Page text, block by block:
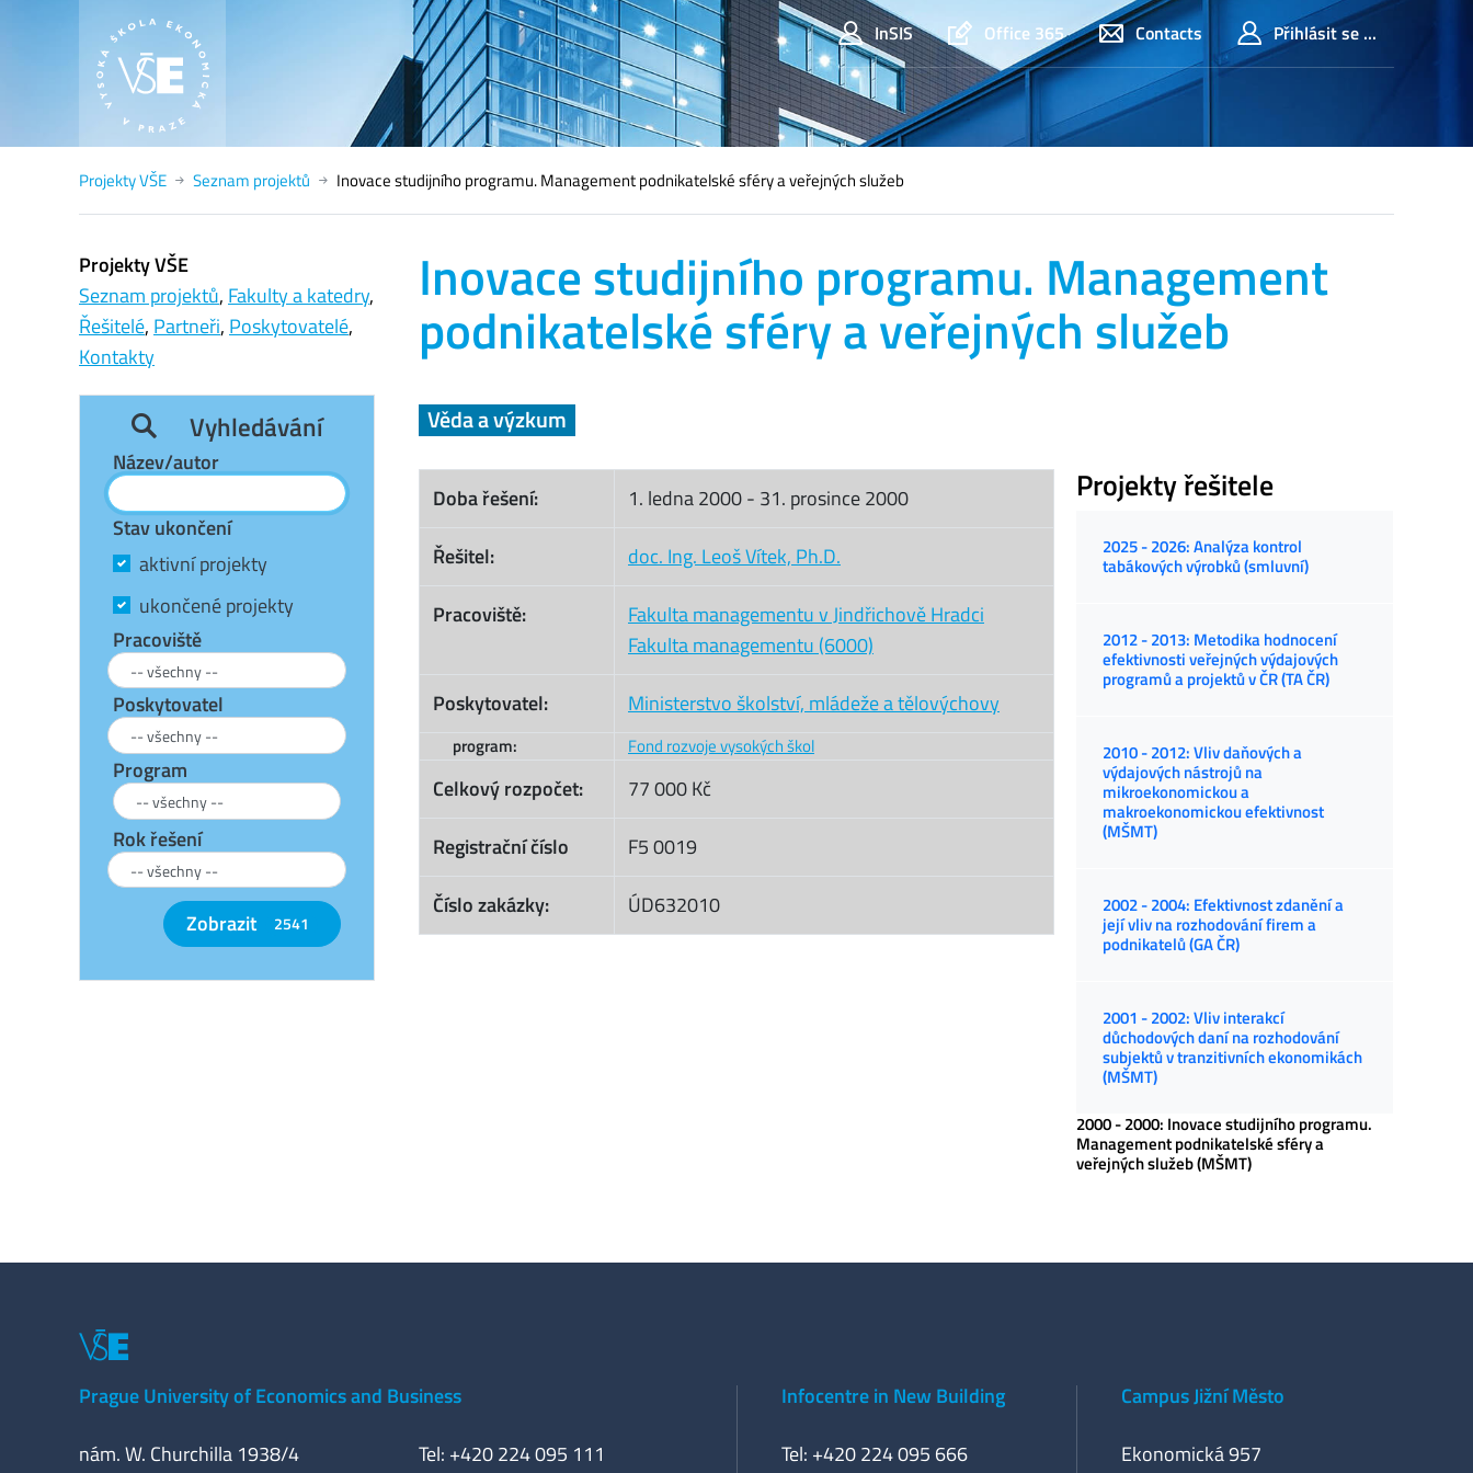
InSIS Office 365 Contacts Přihlásit se ...
Projekty VŠE Seznam projektů Inovace studijního programu. Management podnikatelské sféry a veřejných služeb
Inovace studijního programu. Management
podnikatelské sféry a veřejných služeb
Věda a výzkum
Doba řešení: 1. ledna 2000- 31. prosince 2000
Řešitel:
doc. Ing. Leoš Vítek, Ph.D.
Pracoviště:
Fakulta managementu v Jindřichově Hradci
Fakulta managementu (6000)
Poskytovatel:
Ministerstvo školství, mládeže a tělovýchovy
program: Fond rozvoje vysokých škol
Celkový rozpočet:
77 000 Kč
Registrační číslo
F5 0019
Číslo zakázky:
ÚD632010
Projekty řešitele
2025 - 2026: Analýza kontrol
tabákových výrobků (smluvní)
2012 - 2013: Metodika hodnocení
efektivnosti veřejných výdajových
programů a projektů v ČR (TA ČR)
2010 - 2012: Vliv daňových a
výdajových nástrojů na
mikroekonomickou a
makroekonomickou efektivnost
(MŠMT)
2002 - 2004: Efektivnost zdanění a
její vliv na rozhodování firem a
podnikatelů (GA ČR)
2001 - 2002: Vliv interakcí
důchodových daní na rozhodování
subjektů v tranzitivních ekonomikách
(MŠMT)
2000 - 2000: Inovace studijního programu.
Management podnikatelské sféry a
veřejných služeb (MŠMT)
Projekty VŠE
Seznam projektů, Fakulty a katedry,
Řešitelé, Partneři, Poskytovatelé,
Kontakty
Vyhledávání
Název/autor
Stav ukončení
aktivní projekty
ukončené projekty
Pracoviště
Poskytovatel
Program
Rok řešení
Zobrazit 2541
Prague University of Economics and Business
nám. W. Churchilla 1938/4
Tel: +420 224 095 111
Infocentre in New Building
Tel: +420 224 095 666
Campus Jižní Město
Ekonomická 957